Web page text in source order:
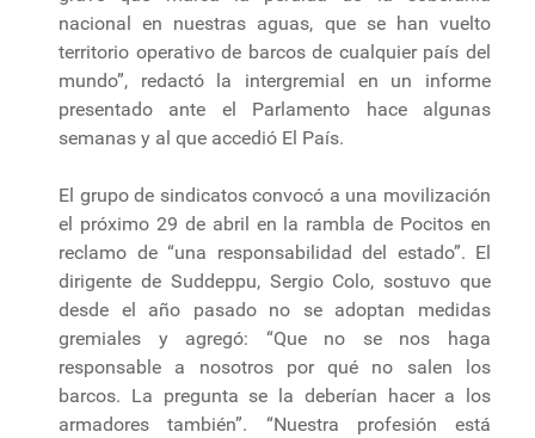
nacional en nuestras aguas, que se han vuelto
territorio operativo de barcos de cualquier país del
mundo”, redactó la intergremial en un informe
presentado ante el Parlamento hace algunas
semanas y al que accedió El País.
El grupo de sindicatos convocó a una movilización
el próximo 29 de abril en la rambla de Pocitos en
reclamo de “una responsabilidad del estado”. El
dirigente de Suddeppu, Sergio Colo, sostuvo que
desde el año pasado no se adoptan medidas
gremiales y agregó: “Que no se nos haga
responsable a nosotros por qué no salen los
barcos. La pregunta se la deberían hacer a los
armadores también”. “Nuestra profesión está